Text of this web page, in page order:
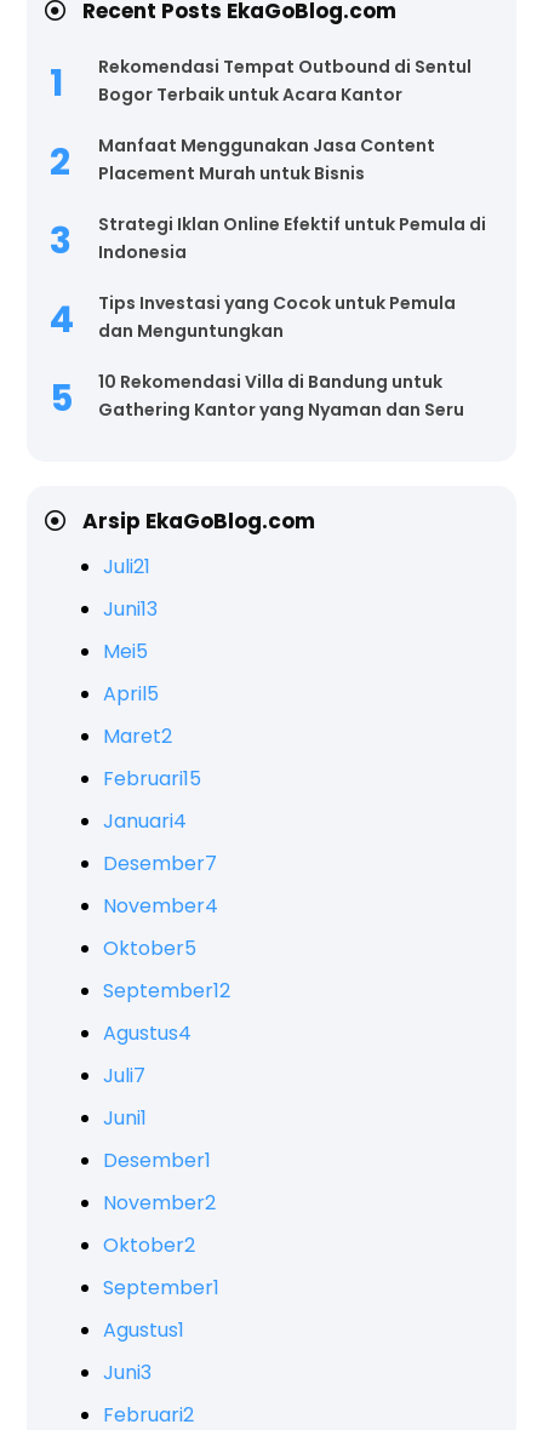
Recent Posts EkaGoBlog.com
Rekomendasi Tempat Outbound di Sentul
Bogor Terbaik untuk Acara Kantor
Manfaat Menggunakan Jasa Content
Placement Murah untuk Bisnis
Strategi Iklan Online Efektif untuk Pemula di
Indonesia
Tips Investasi yang Cocok untuk Pemula
dan Menguntungkan
10 Rekomendasi Villa di Bandung untuk
Gathering Kantor yang Nyaman dan Seru
Arsip EkaGoBlog.com
Juli21
Juni13
Mei5
April5
Maret2
Februari15
Januari4
Desember7
November4
Oktober5
September12
Agustus4
Juli7
Juni1
Desember1
November2
Oktober2
September1
Agustus1
Juni3
Februari2